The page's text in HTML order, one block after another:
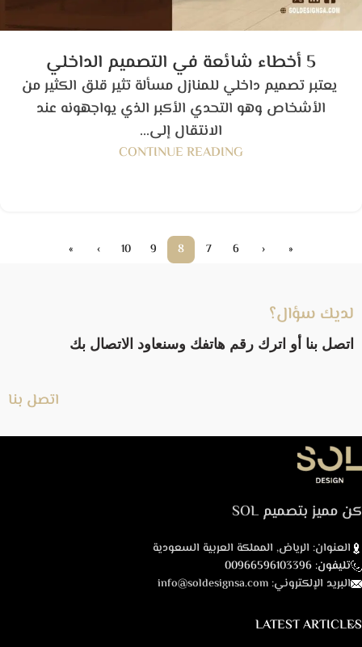
5 أخطاء شائعة في التصميم الداخلي
يعتبر تصميم داخلي للمنازل مسألة تثير قلق الكثير من
الأشخاص وهو التحدي الأكبر الذي يواجهونه عند
الانتقال إلى...
CONTINUE READING
«
‹
6
7
8
9
10
›
»
لديك سؤال؟
اتصل بنا أو اترك رقم هاتفك وسنعاود الاتصال بك
اتصل بنا
كن مميز بتصميم SOL
العنوان: الرياض, المملكة العربية السعودية
تليفون: 00966596103396
البريد الإلكتروني: info@soldesignsa.com
LATEST ARTICLES